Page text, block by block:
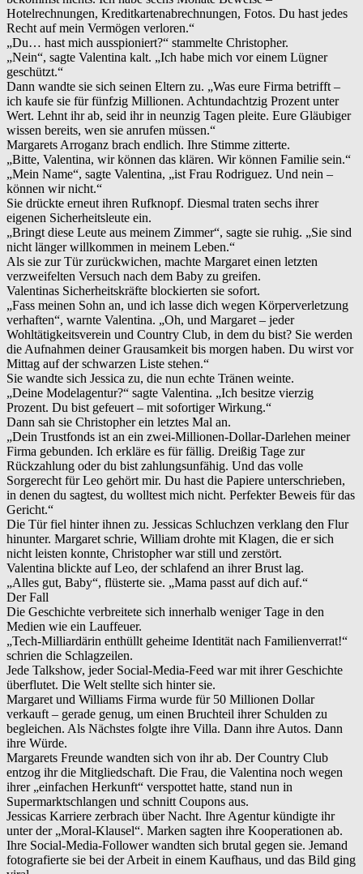
Hotelrechnungen, Kreditkartenabrechnungen, Fotos. Du hast jedes
Recht auf mein Vermögen verloren.“
„Du… hast mich ausspioniert?“ stammelte Christopher.
„Nein“, sagte Valentina kalt. „Ich habe mich vor einem Lügner
geschützt.“
Dann wandte sie sich seinen Eltern zu. „Was eure Firma betrifft –
ich kaufe sie für fünfzig Millionen. Achtundachtzig Prozent unter
Wert. Lehnt ihr ab, seid ihr in neunzig Tagen pleite. Eure Gläubiger
wissen bereits, wen sie anrufen müssen.“
Margarets Arroganz brach endlich. Ihre Stimme zitterte.
„Bitte, Valentina, wir können das klären. Wir können Familie sein.“
„Mein Name“, sagte Valentina, „ist Frau Rodriguez. Und nein –
können wir nicht.“
Sie drückte erneut ihren Rufknopf. Diesmal traten sechs ihrer
eigenen Sicherheitsleute ein.
„Bringt diese Leute aus meinem Zimmer“, sagte sie ruhig. „Sie sind
nicht länger willkommen in meinem Leben.“
Als sie zur Tür zurückwichen, machte Margaret einen letzten
verzweifelten Versuch nach dem Baby zu greifen.
Valentinas Sicherheitskräfte blockierten sie sofort.
„Fass meinen Sohn an, und ich lasse dich wegen Körperverletzung
verhaften“, warnte Valentina. „Oh, und Margaret – jeder
Wohltätigkeitsverein und Country Club, in dem du bist? Sie werden
die Aufnahmen deiner Grausamkeit bis morgen haben. Du wirst vor
Mittag auf der schwarzen Liste stehen.“
Sie wandte sich Jessica zu, die nun echte Tränen weinte.
„Deine Modelagentur?“ sagte Valentina. „Ich besitze vierzig
Prozent. Du bist gefeuert – mit sofortiger Wirkung.“
Dann sah sie Christopher ein letztes Mal an.
„Dein Trustfonds ist an ein zwei-Millionen-Dollar-Darlehen meiner
Firma gebunden. Ich erkläre es für fällig. Dreißig Tage zur
Rückzahlung oder du bist zahlungsunfähig. Und das volle
Sorgerecht für Leo gehört mir. Du hast die Papiere unterschrieben,
in denen du sagtest, du wolltest mich nicht. Perfekter Beweis für das
Gericht.“
Die Tür fiel hinter ihnen zu. Jessicas Schluchzen verklang den Flur
hinunter. Margaret schrie, William drohte mit Klagen, die er sich
nicht leisten konnte, Christopher war still und zerstört.
Valentina blickte auf Leo, der schlafend an ihrer Brust lag.
„Alles gut, Baby“, flüsterte sie. „Mama passt auf dich auf.“
Der Fall
Die Geschichte verbreitete sich innerhalb weniger Tage in den
Medien wie ein Lauffeuer.
„Tech-Milliardärin enthüllt geheime Identität nach Familienverrat!“
schrien die Schlagzeilen.
Jede Talkshow, jeder Social-Media-Feed war mit ihrer Geschichte
überflutet. Die Welt stellte sich hinter sie.
Margaret und Williams Firma wurde für 50 Millionen Dollar
verkauft – gerade genug, um einen Bruchteil ihrer Schulden zu
begleichen. Als Nächstes folgte ihre Villa. Dann ihre Autos. Dann
ihre Würde.
Margarets Freunde wandten sich von ihr ab. Der Country Club
entzog ihr die Mitgliedschaft. Die Frau, die Valentina noch wegen
ihrer „einfachen Herkunft“ verspottet hatte, stand nun in
Supermarktschlangen und schnitt Coupons aus.
Jessicas Karriere zerbrach über Nacht. Ihre Agentur kündigte ihr
unter der „Moral-Klausel“. Marken sagten ihre Kooperationen ab.
Ihre Social-Media-Follower wandten sich brutal gegen sie. Jemand
fotografierte sie bei der Arbeit in einem Kaufhaus, und das Bild ging